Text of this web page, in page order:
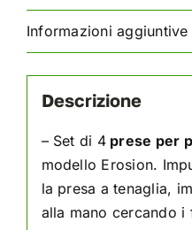
Informazioni aggiuntive
Descrizione
– Set di 4prese per
modello Erosion.
la presa a tenaglia,
alla mano cercando